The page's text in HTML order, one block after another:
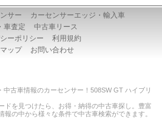
サー
カーセンサーエッジ・輸入車
車査定
中古車リース
ーポリシー
利用規約
ップ
お問い合わせ
古車情報のカーセンサー！508SW GT ハイブリ
ドを見つけたら、お得・納得の中古車探し。豊富
報の中から様々な条件で中古車検索ができます。